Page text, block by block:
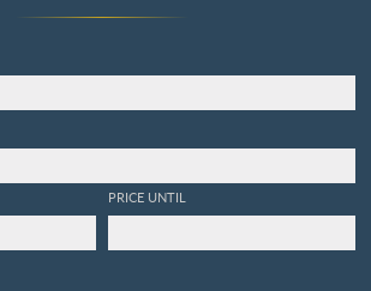
PRICE UNTIL